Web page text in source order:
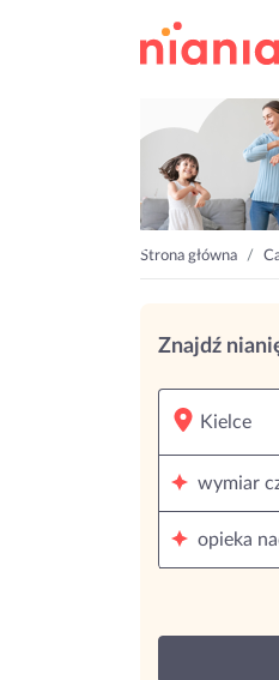
Strona główna
Znajdź
wymiar
opieka